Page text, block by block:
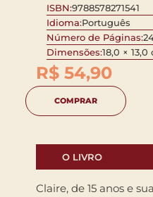
ISBN:9788578271541
Idioma:Português
Número de Páginas:
Dimensões:18,0 × 13,0
R$ 54,90
COMPRAR
O LIVRO
Claire, de 15 anos e